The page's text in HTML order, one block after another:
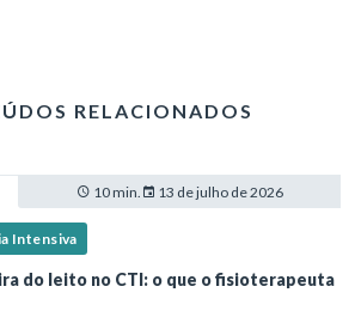
RELACIONADOS
10 min. 13 de julho de 2026
Intensiva
do leito no CTI: o que o fisioterapeuta